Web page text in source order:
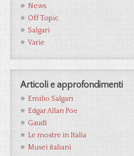
News
Off Topic
Salgari
Varie
Articoli e approfondimenti
Emilio Salgari
Edgar Allan Poe
Gaudì
Le mostre in Italia
Musei italiani